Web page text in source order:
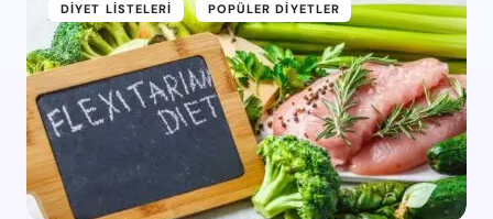
DIYET LISTELERI POPÜLER DIYETLER